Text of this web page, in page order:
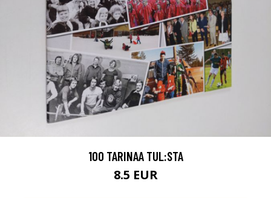
100 TARINAA TUL:STA
8.5 EUR